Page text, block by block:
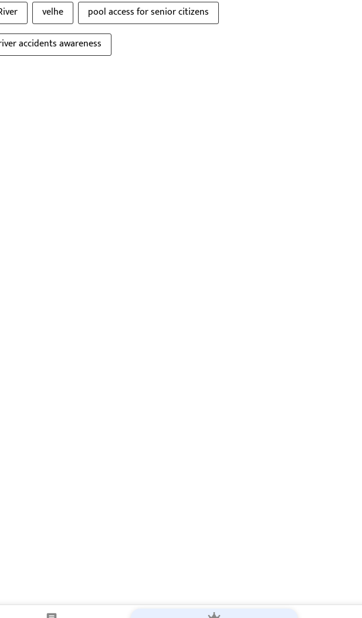
velhe
pool access for senior citizens
accidents awareness